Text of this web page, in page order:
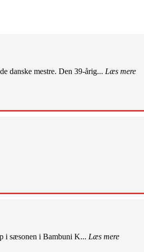
danske mestre. Den 39-årig... Læs mere
i sæsonen i Bambuni K... Læs mere